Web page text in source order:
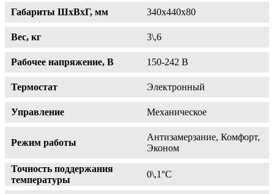
Габариты ШхВхГ, мм 340х440х80
Вес, кг 3\,6
Рабочее напряжение, В 150-242 В
Термостат Электронный
Управление Механическое
Режим работы
Антизамерзание, Комфорт,
Эконом
Точность поддержания
температуры
0\,1°С